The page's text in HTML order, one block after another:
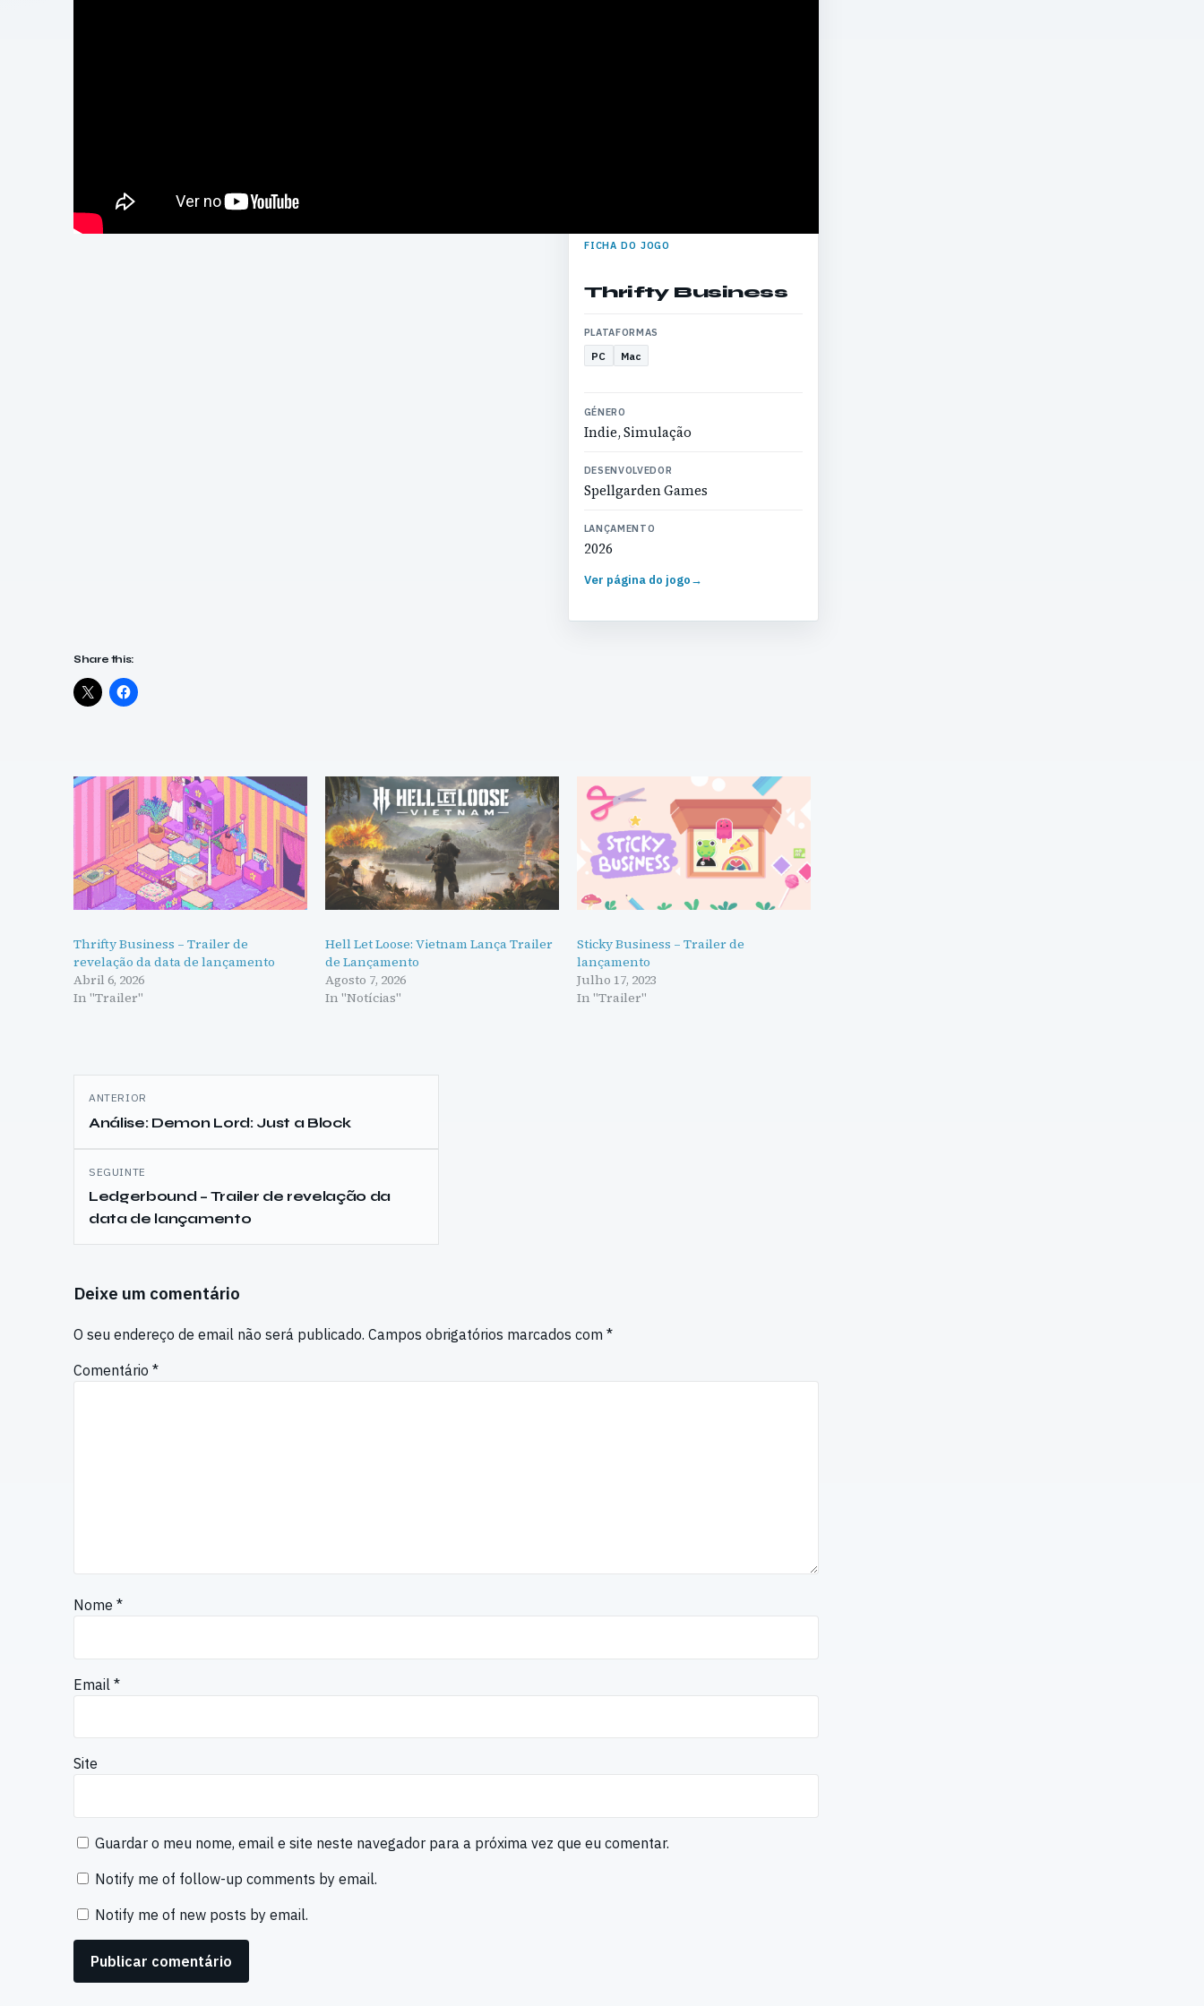
FICHA DO JOGO
Thrifty Business
PLATAFORMAS
PC Mac
GÉNERO
Indie, Simulação
DESENVOLVEDOR
Spellgarden Games
LANÇAMENTO
2026
Ver página do jogo→
Share this:
Thrifty Business – Trailer de
revelação da data de lançamento
Abril 6, 2026
In "Trailer"
Hell Let Loose: Vietnam Lança Trailer
de Lançamento
Agosto 7, 2026
In "Notícias"
Sticky Business – Trailer de
lançamento
Julho 17, 2023
In "Trailer"
Navegação
de
artigos
ANTERIOR
Análise: Demon Lord: Just a Block
SEGUINTE
Ledgerbound – Trailer de revelação da
data de lançamento
Deixe um comentário
O seu endereço de email não será publicado. Campos obrigatórios marcados com *
Comentário *
Nome *
Email *
Site
Guardar o meu nome, email e site neste navegador para a próxima vez que eu comentar.
Notify me of follow-up comments by email.
Notify me of new posts by email.